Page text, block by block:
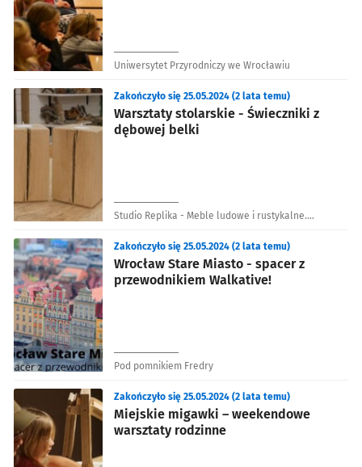
Uniwersytet Przyrodniczy we Wrocławiu
Warsztaty stolarskie - Świeczniki z
dębowej belki
Zakończyło się 25.05.2024 (2 lata temu)
Studio Replika - Meble ludowe i rustykalne.
Wrocław Stare Miasto - spacer z
przewodnikiem Walkative!
Zakończyło się 25.05.2024 (2 lata temu)
Pod pomnikiem Fredry
Miejskie migawki – weekendowe
warsztaty rodzinne
Zakończyło się 25.05.2024 (2 lata temu)